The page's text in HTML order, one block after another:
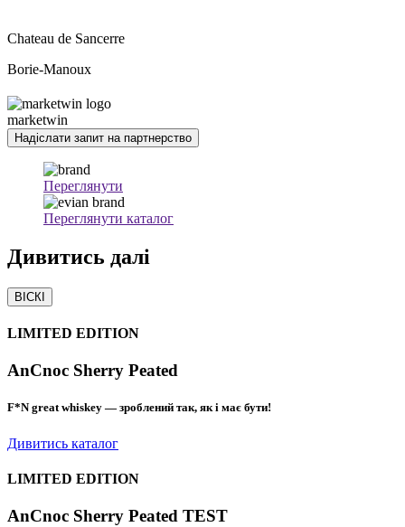
Chateau de Sancerre
Borie-Manoux
marketwin
Надіслати запит на партнерство
Переглянути
Переглянути каталог
Дивитись далі
ВІСКІ
LIMITED EDITION
AnCnoc Sherry Peated
F*N great whiskey — зроблений так, як і має бути!
Дивитись каталог
LIMITED EDITION
AnCnoc Sherry Peated TEST